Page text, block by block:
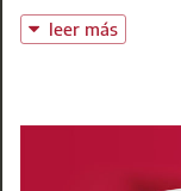
Pueden solicitar las
Los edificios
leer más